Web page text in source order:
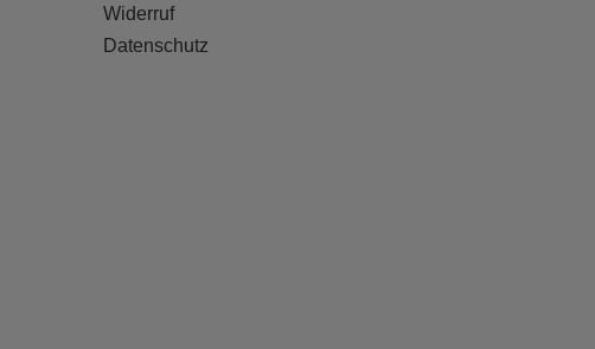
Widerruf
Datenschutz